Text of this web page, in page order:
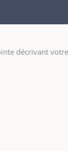
décrivant